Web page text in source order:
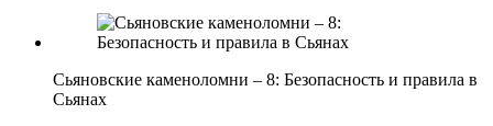
Сьяновские каменоломни – 8: Безопасность и правила в
Сьянах